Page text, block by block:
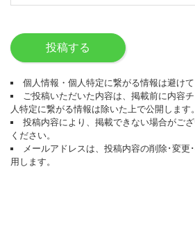
投稿する
個人情報・個人特定に繋がる情報は避けて
ご投稿いただいた内容は、掲載前に内容
人特定に繋がる情報は除いた上で公開します。
投稿内容により、掲載できない場合がご
ください。
メールアドレスは、投稿内容の削除･変更
用します。